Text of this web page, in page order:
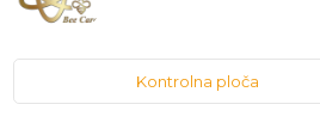
Kontrolna ploča